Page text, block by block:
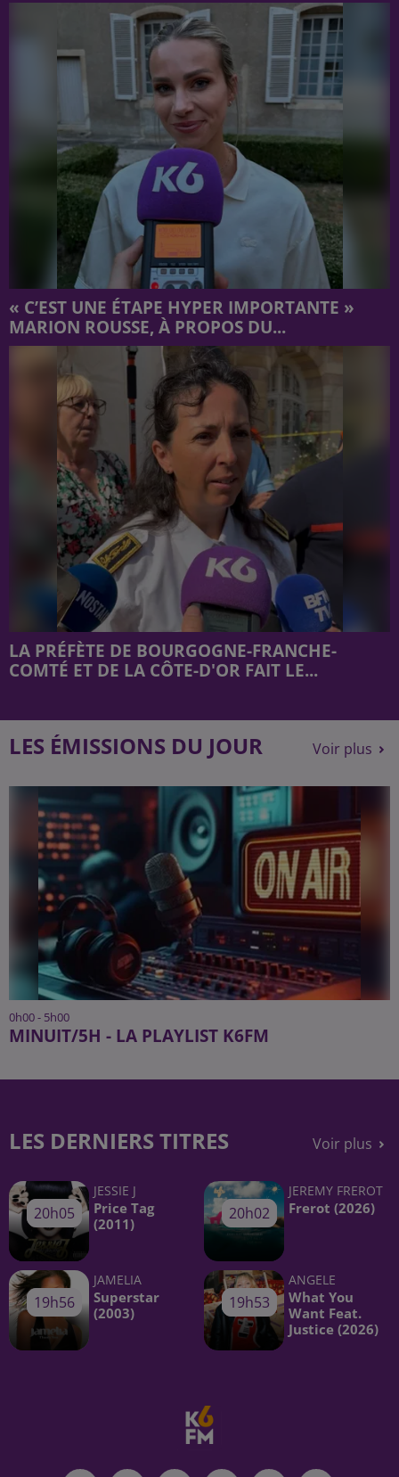
« C’EST UNE ÉTAPE HYPER IMPORTANTE »
MARION ROUSSE, À PROPOS DU...
LA PRÉFÈTE DE BOURGOGNE-FRANCHE-
COMTÉ ET DE LA CÔTE-D'OR FAIT LE...
LES ÉMISSIONS DU JOUR Voir plus
0h00 - 5h00
MINUIT/5H - LA PLAYLIST K6FM
LES DERNIERS TITRES Voir plus
20h05
20h05
JESSIE J
Price Tag
(2011)
20h02
20h02
JEREMY FREROT
Frerot (2026)
19h56
19h56
JAMELIA
Superstar
(2003)
19h53
19h53
ANGELE
What You
Want Feat.
Justice (2026)